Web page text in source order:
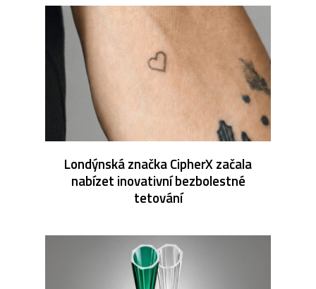
Londýnská značka CipherX začala
nabízet inovativní bezbolestné
tetování